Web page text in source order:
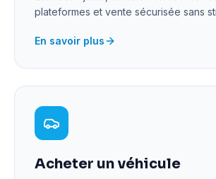
plateformes et vente sécurisée sans
En savoir plus
Acheter un véhicule